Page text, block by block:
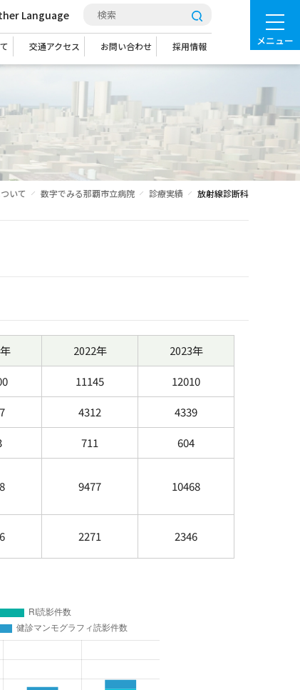
メニュー
Language
交通アクセス お問い合わせ 採用情報
いて 数字でみる那覇市立病院 診療実績 放射線診断科
2022年 2023年
11145 12010
4312 4339
711 604
9477 10468
2271 2346